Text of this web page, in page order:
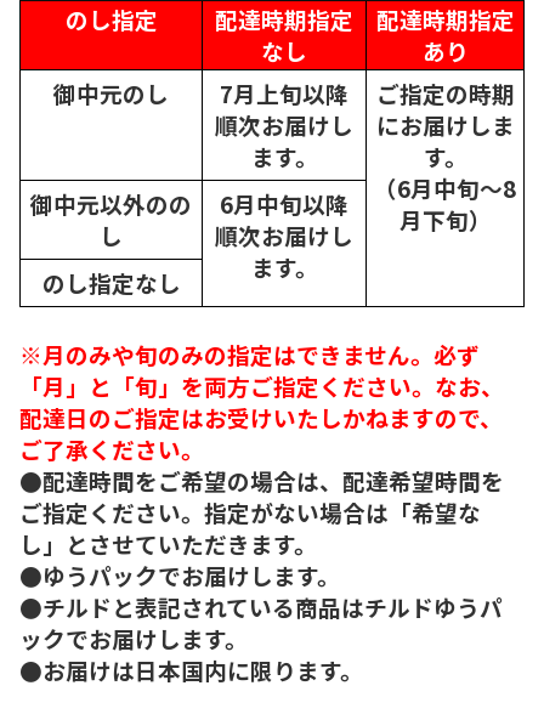
のし指定
配達時期指定
なし
配達時期指定
あり
御中元のし
7月上旬以降
順次お届けし
ます。
ご指定の時期
にお届けしま
す。
（6月中旬～8
月下旬）
御中元以外のの
し
6月中旬以降
順次お届けし
ます。
のし指定なし
※月のみや旬のみの指定はできません。必ず
「月」と「旬」を両方ご指定ください。なお、
配達日のご指定はお受けいたしかねますので、
ご了承ください。
●配達時間をご希望の場合は、配達希望時間を
ご指定ください。指定がない場合は「希望な
し」とさせていただきます。
●ゆうパックでお届けします。
●チルドと表記されている商品はチルドゆうパ
ックでお届けします。
●お届けは日本国内に限ります。